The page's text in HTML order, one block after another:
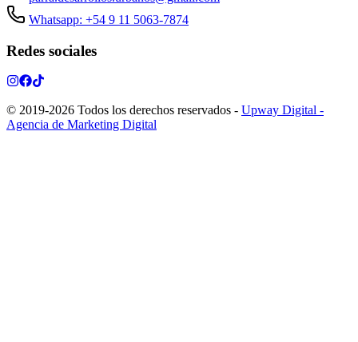
Whatsapp: +54 9 11 5063-7874
Redes sociales
© 2019-2026 Todos los derechos reservados - Upway Digital -
Agencia de Marketing Digital